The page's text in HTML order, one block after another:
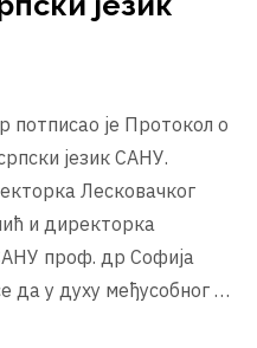
потписао је Протокол о
језик САНУ.
Лесковачког
и директорка
проф. др Софија
да у духу међусобног …